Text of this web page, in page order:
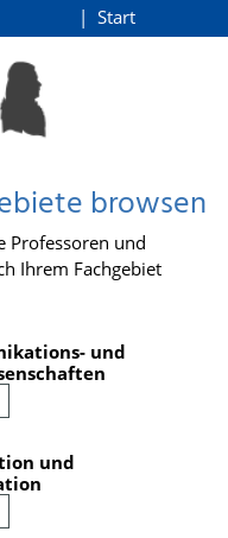
Start
browsen
Professoren und
Ihrem Fachgebiet
und
und